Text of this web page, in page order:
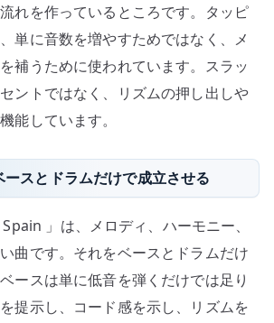
れを作っているところです。タッピ
単に音数を増やすためではなく、メ
補うために使われています。スラッ
ントではなく、リズムの押し出しや
能しています。
ースとドラムだけで成立させる
」は、メロディ、ハーモニー、
曲です。それをベースとドラムだけ
ースは単に低音を弾くだけでは足り
提示し、コード感を示し、リズムを